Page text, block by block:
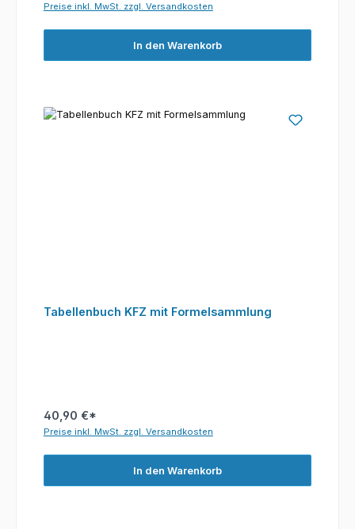
Preise inkl. MwSt. zzgl. Versandkosten
In den Warenkorb
Tabellenbuch KFZ mit Formelsammlung
40,90 €*
Preise inkl. MwSt. zzgl. Versandkosten
In den Warenkorb